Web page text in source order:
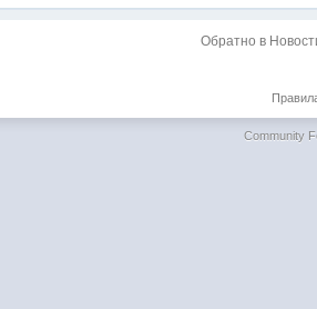
Обратно в
Community